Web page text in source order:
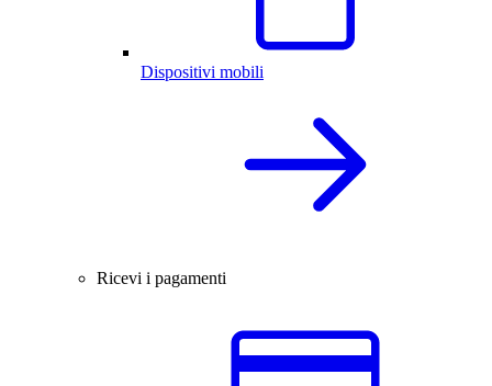
Dispositivi mobili
Ricevi i pagamenti